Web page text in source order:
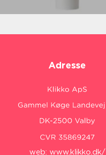
Adresse
web: www.klikko.dk/